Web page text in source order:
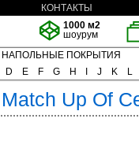
КОНТАКТЫ
1000 м2
шоурум
НАПОЛЬНЫЕ ПОКРЫТИЯ
D E F G H J K L
Match Up Of